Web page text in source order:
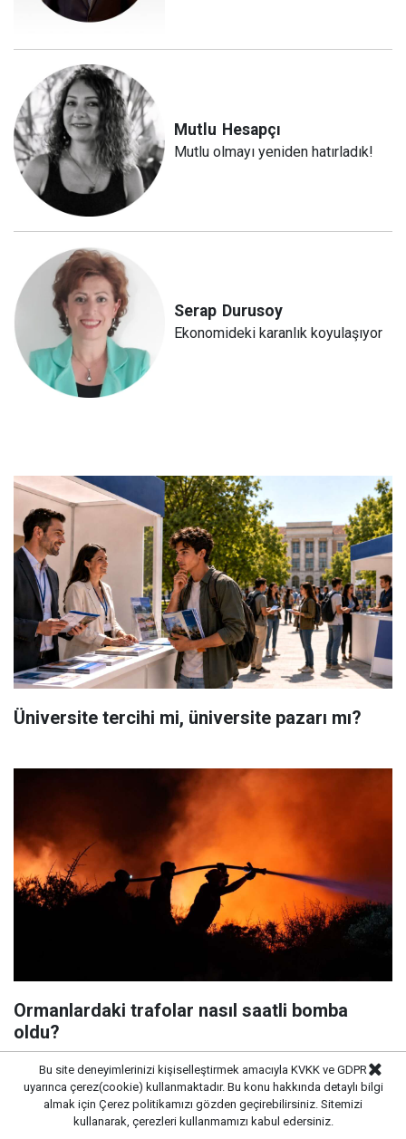
Mutlu Hesapçı
Mutlu olmayı yeniden hatırladık!
Serap Durusoy
Ekonomideki karanlık koyulaşıyor
Üniversite tercihi mi, üniversite pazarı mı?
Ormanlardaki trafolar nasıl saatli bomba
oldu?
Bu site deneyimlerinizi kişiselleştirmek amacıyla KVKK ve GDPR
uyarınca çerez(cookie) kullanmaktadır. Bu konu hakkında detaylı bilgi
almak için Çerez politikamızı gözden geçirebilirsiniz. Sitemizi
kullanarak, çerezleri kullanmamızı kabul edersiniz.